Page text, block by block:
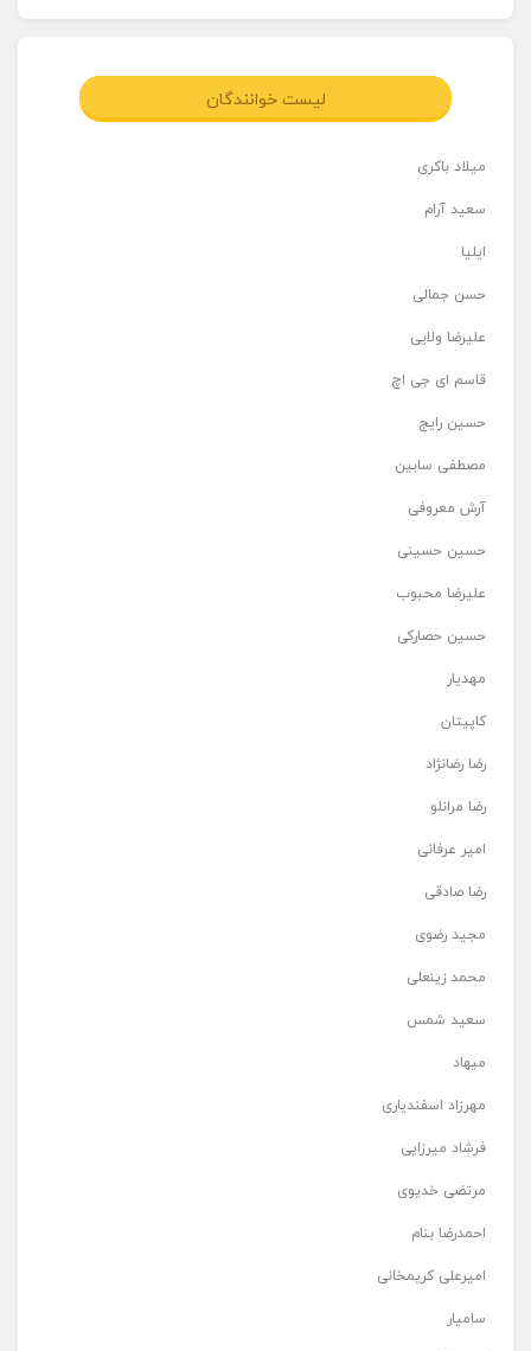
لیست خوانندگان
میلاد باکری
سعید آرام
ایلیا
حسن جمالی
علیرضا ولایی
قاسم ای جی اچ
حسین رایج
مصطفی سابین
آرش معروفی
حسین حسینی
علیرضا محبوب
حسین حصارکی
مهدیار
کاپیتان
رضا رضانژاد
رضا مرانلو
امیر عرفانی
رضا صادقی
مجید رضوی
محمد زینعلی
سعید شمس
میهاد
مهرزاد اسفندیاری
فرشاد میرزایی
مرتضی خدیوی
احمدرضا بنام
امیرعلی کریمخانی
سامیار